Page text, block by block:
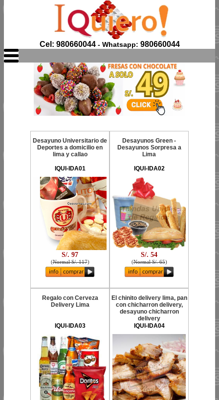
Cel: 980660044- Whatsapp: 980660044
Desayuno Universitario de
Deportes a domicilio en
lima y callao
IQUI-IDA01
S/. 97
(Normal S/. 117)
Desayunos Green -
Desayunos Sorpresa a
Lima
IQUI-IDA02
S/. 54
(Normal S/. 65)
Regalo con Cerveza
Delivery Lima
IQUI-IDA03
El chinito delivery lima, pan
con chicharron delivery,
desayuno chicharron
delivery
IQUI-IDA04